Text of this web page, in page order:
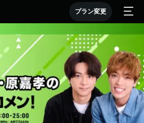
プラン変更